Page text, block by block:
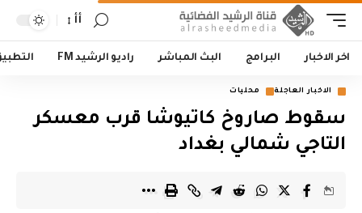
أأ
اخر الاخبار البرامج البث المباشر راديو الرشيد FM
الاخبار العاجلة محليات
سقوط صاروخ كاتيوشا قرب معسكر
التاجي شمالي بغداد